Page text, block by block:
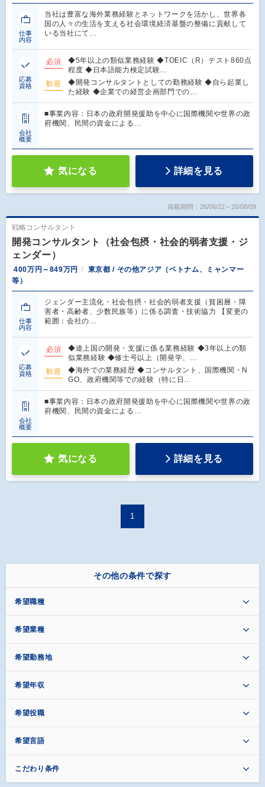
仕事
内容
当社は豊富な海外業務経験とネットワークを活かし、世界各
国の人々の生活を支える社会環境経済基盤の整備に貢献して
いる当社にて…
応募
資格
必須
◆5年以上の類似業務経験 ◆TOEIC（R）テスト860点
程度 ◆日本語能力検定試験…
歓迎
◆開発コンサルタントとしての勤務経験 ◆自ら起業し
た経験 ◆企業での経営企画部門での…
会社
概要
■事業内容：日本の政府開発援助を中心に国際機関や世界の政
府機関、民間の資金による…
気になる 詳細を見る
掲載期間：26/06/22～26/08/09
戦略コンサルタント
開発コンサルタント（社会包摂・社会的弱者支援・ジ
ェンダー）
400万円～849万円
東京都 / その他アジア（ベトナム、ミャンマー
等）
仕事
内容
ジェンダー主流化・社会包摂・社会的弱者支援（貧困層・障
害者・高齢者、少数民族等）に係る調査・技術協力 【変更の
範囲：会社の…
応募
資格
必須
◆途上国の開発・支援に係る業務経験 ◆3年以上の類
似業務経験 ◆修士号以上（開発学、…
歓迎
◆海外での業務経歴 ◆コンサルタント、国際機関・N
GO、政府機関等での経験（特に日…
会社
概要
■事業内容：日本の政府開発援助を中心に国際機関や世界の政
府機関、民間の資金による…
気になる 詳細を見る
1
その他の条件で探す
希望職種
希望業種
希望勤務地
希望年収
希望役職
希望言語
こだわり条件